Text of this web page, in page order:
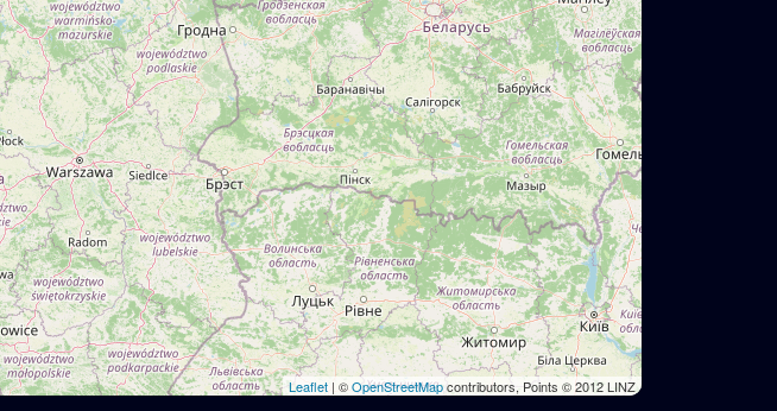
Leaflet | ©OpenStreetMapcontributors, Points © 2012 LINZ